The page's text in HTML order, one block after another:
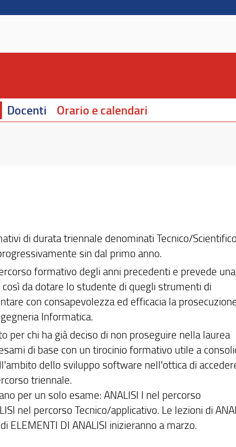
Docenti Orario e calendari
di durata triennale denominati Tecnico/
sin dal primo anno.
formativo degli anni precedenti e prevede una
da dotare lo studente di quegli strumenti di
con consapevolezza ed efficacia la
Informatica.
per chi ha già deciso di non proseguire nella laurea
di base con un tirocinio formativo utile a
dello sviluppo software nell'ottica di
triennale.
per un solo esame: ANALISI I nel percorso
nel percorso Tecnico/applicativo. Le lezioni di
DI ANALISI inizieranno a marzo.